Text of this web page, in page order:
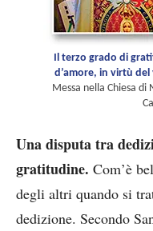
Il terzo grado di
d’amore, in virtù
Messa nella Chiesa
Una disputa tra
gratitudine. Com’è
degli altri quando si
dedizione. Secondo